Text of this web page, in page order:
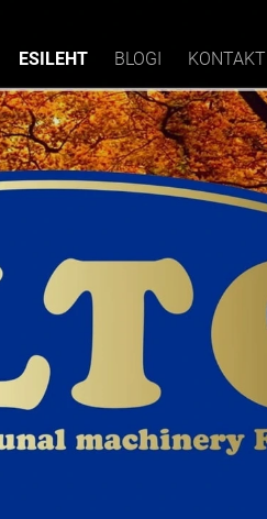
ESILEHT BLOGI KONTAKT